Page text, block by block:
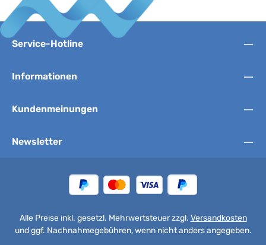
Service-Hotline
Informationen
Kundenmeinungen
Newsletter
Alle Preise inkl. gesetzl. Mehrwertsteuer zzgl. Versandkosten
und ggf. Nachnahmegebühren, wenn nicht anders angegeben.